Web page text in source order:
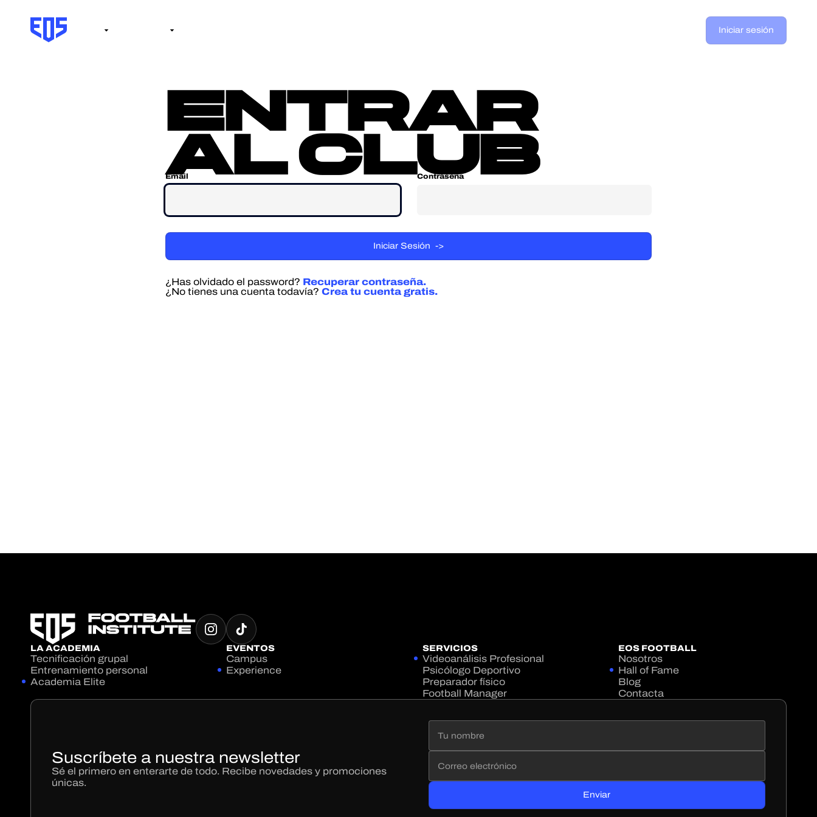
Iniciar sesión
entrar
al club
Email Contraseña
¿Has olvidado el password? Recuperar contraseña.
¿No tienes una cuenta todavía? Crea tu cuenta gratis.
LA ACADEMIA
Tecnificación grupal
Entrenamiento personal
Academia Elite
EVENTOS
Campus
Experience
SERVICIOS
Videoanálisis Profesional
Psicólogo Deportivo
Preparador físico
Football Manager
EOS FOOTBALL
Nosotros
Hall of Fame
Blog
Contacta
Suscríbete a nuestra newsletter
Sé el primero en enterarte de todo. Recibe novedades y promociones
únicas.